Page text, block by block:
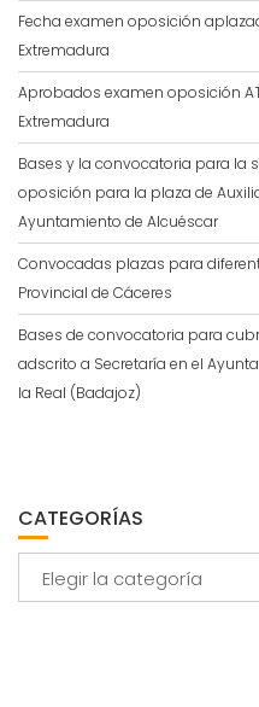
Fecha examen oposición
Extremadura
Aprobados examen oposición
Extremadura
Bases y la convocatoria para la
oposición para la plaza de
Ayuntamiento de Alcuéscar
Convocadas plazas para
Provincial de Cáceres
Bases de convocatoria para
adscrito a Secretaría en el
la Real (Badajoz)
CATEGORÍAS